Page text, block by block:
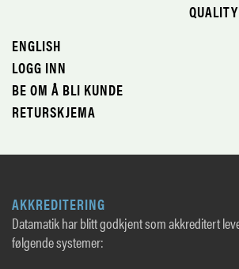
ENGLISH
LOGG INN
BE OM Å BLI KUNDE
RETURSKJEMA
AKKREDITERING
Datamatik har blitt godkjent som akkreditert
følgende systemer: